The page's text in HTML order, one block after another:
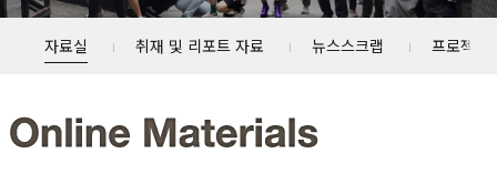
자료실 취재 및 리포트 자료 뉴스스크랩 프로젝트